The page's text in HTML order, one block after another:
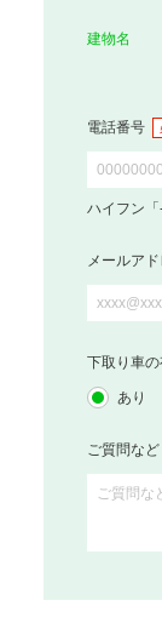
建物名
電話番号
ハイフン「
メールア
下取り車
あり
ご質問など